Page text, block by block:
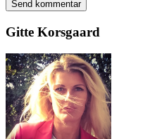
Gitte Korsgaard